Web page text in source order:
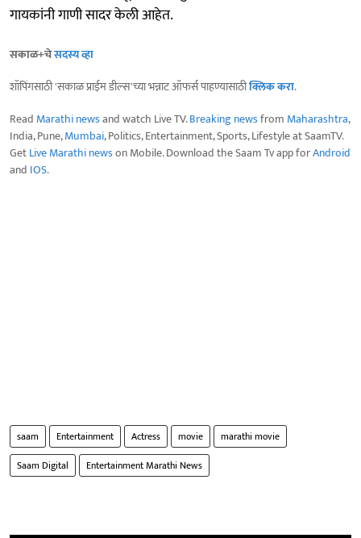
गायकांनी गाणी सादर केली आहेत.
सकाळ+चेसदस्य व्हा
शॉपिंगसाठी 'सकाळ प्राईम डील्स'च्या भन्नाट ऑफर्स पाहण्यासाठीक्लिक करा.
Read Marathi newsand watch Live TV.Breaking newsfrom Maharashtra,
India, Pune,Mumbai, Politics, Entertainment, Sports, Lifestyle at SaamTV.
GetLive Marathi newson Mobile. Download the Saam Tv app forAndroid
and IOS.
saam Entertainment Actress movie
marathi movie
Saam Digital
Entertainment Marathi News